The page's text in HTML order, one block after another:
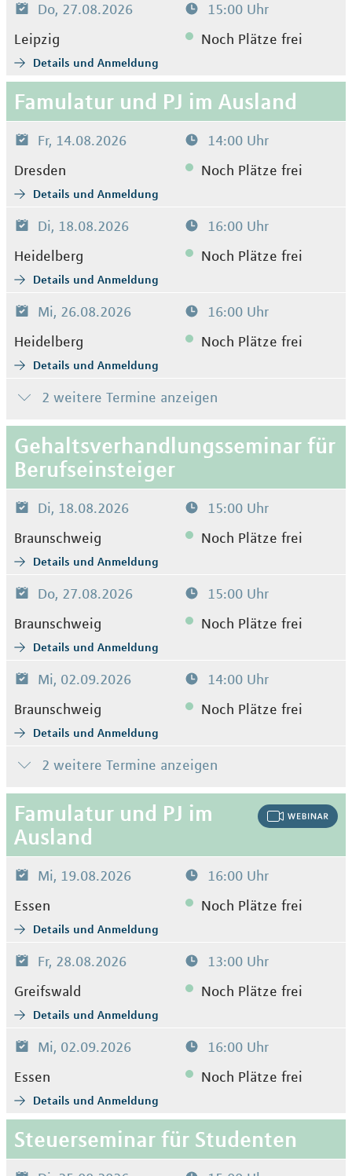
Do, 27.08.2026
15:00 Uhr
Leipzig
Noch Plätze frei
Details und Anmeldung
Famulatur und PJ im Ausland
Fr, 14.08.2026
14:00 Uhr
Dresden
Noch Plätze frei
Details und Anmeldung
Di, 18.08.2026
16:00 Uhr
Heidelberg
Noch Plätze frei
Details und Anmeldung
Mi, 26.08.2026
16:00 Uhr
Heidelberg
Noch Plätze frei
Details und Anmeldung
2 weitere Termine anzeigen
Gehaltsverhandlungsseminar für
Berufseinsteiger
Di, 18.08.2026
15:00 Uhr
Braunschweig
Noch Plätze frei
Details und Anmeldung
Do, 27.08.2026
15:00 Uhr
Braunschweig
Noch Plätze frei
Details und Anmeldung
Mi, 02.09.2026
14:00 Uhr
Braunschweig
Noch Plätze frei
Details und Anmeldung
2 weitere Termine anzeigen
Famulatur und PJ im
Ausland
Mi, 19.08.2026
16:00 Uhr
Essen
Noch Plätze frei
Details und Anmeldung
Fr, 28.08.2026
13:00 Uhr
Greifswald
Noch Plätze frei
Details und Anmeldung
Mi, 02.09.2026
16:00 Uhr
Essen
Noch Plätze frei
Details und Anmeldung
Steuerseminar für Studenten